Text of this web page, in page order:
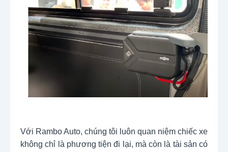
Với Rambo Auto, chúng tôi luôn quan niệm chiếc xe
không chỉ là phương tiện đi lại, mà còn là tài sản có